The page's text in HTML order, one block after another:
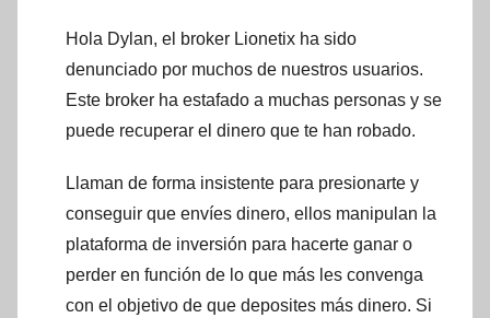
Hola Dylan, el broker Lionetix ha sido
denunciado por muchos de nuestros usuarios.
Este broker ha estafado a muchas personas y se
puede recuperar el dinero que te han robado.
Llaman de forma insistente para presionarte y
conseguir que envíes dinero, ellos manipulan la
plataforma de inversión para hacerte ganar o
perder en función de lo que más les convenga
con el objetivo de que deposites más dinero. Si